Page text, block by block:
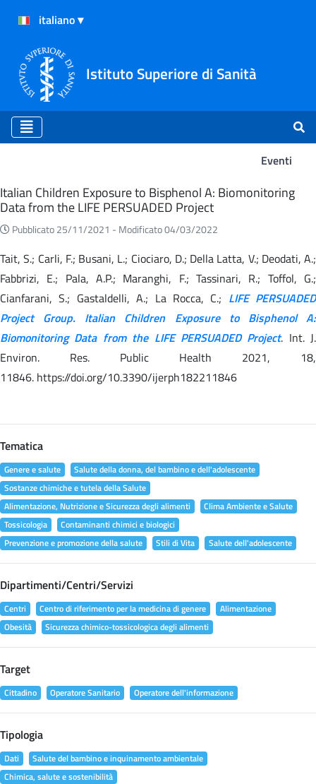
Istituto Superiore di Sanità
Eventi
Eventi
Italian Children Exposure to Bisphenol A: Biomonitoring
Data from the LIFE PERSUADED Project
Pubblicato 25/11/2021 - Modificato 04/03/2022
Tait, S.; Carli, F.; Busani, L.; Ciociaro, D.; Della Latta, V.; Deodati, A.;
Fabbrizi, E.; Pala, A.P.; Maranghi, F.; Tassinari, R.; Toffol, G.;
Cianfarani, S.; Gastaldelli, A.; La Rocca, C.; LIFE PERSUADED
Project Group. Italian Children Exposure to Bisphenol A:
Biomonitoring Data from the LIFE PERSUADED Project. Int. J.
Environ. Res. Public Health 2021, 18,
11846. https://doi.org/10.3390/ijerph182211846
Tematica
Genere e salute
Salute della donna, del bambino e dell'adolescente
Sostanze chimiche e tutela della Salute
Alimentazione, Nutrizione e Sicurezza degli alimenti
Clima Ambiente e Salute
Tossicologia
Contaminanti chimici e biologici
Prevenzione e promozione della salute
Stili di Vita Salute dell'adolescente
Dipartimenti/Centri/Servizi
Centri Centro di riferimento per la medicina di genere
Alimentazione
Obesità
Sicurezza chimico-tossicologica degli alimenti
Target
Cittadino Operatore Sanitario Operatore dell'informazione
Tipologia
Dati
Salute del bambino e inquinamento ambientale
Chimica, salute e sostenibilità